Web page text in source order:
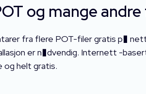
og mange
fra flere POT-filer gratis p�
er n�dvendig. Internett -
og helt gratis.